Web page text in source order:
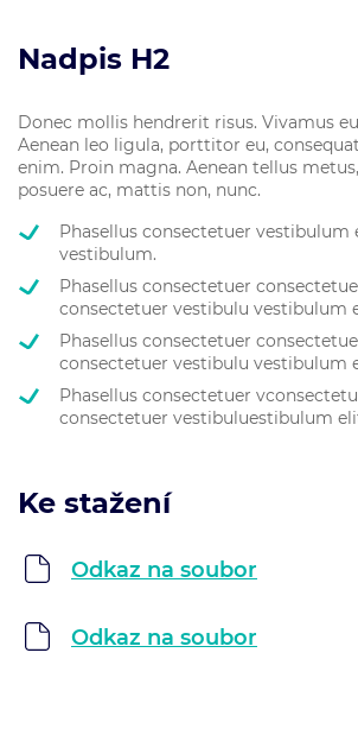
Nadpis H2
Donec mollis hendrerit risus. Vivamus
Aenean leo ligula, porttitor eu,
enim. Proin magna. Aenean tellus
posuere ac, mattis non, nunc.
Phasellus consectetuer vestibulum
vestibulum.
Phasellus consectetuer
consectetuer vestibulu vestibulum
Phasellus consectetuer
consectetuer vestibulu vestibulum
Phasellus consectetuer
consectetuer vestibuluestibulum
Ke stažení
Odkaz na soubor
Odkaz na soubor